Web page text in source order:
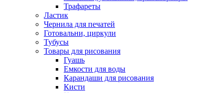
Трафареты
Ластик
Чернила для печатей
Готовальни, циркули
Тубусы
Товары для рисования
Гуашь
Емкости для воды
Карандаши для рисования
Кисти